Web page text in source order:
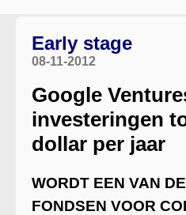
Early stage
08-11-2012
Google
investeringen
dollar per jaar
WORDT EEN VAN
FONDSEN VOOR